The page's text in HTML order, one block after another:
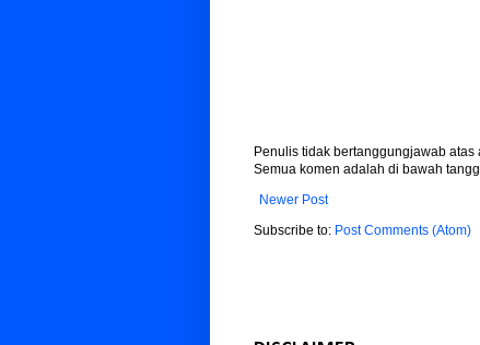
Penulis tidak bertanggungjawab
Semua komen adalah di bawah
Newer Post
Subscribe to: Post Comments (Atom)